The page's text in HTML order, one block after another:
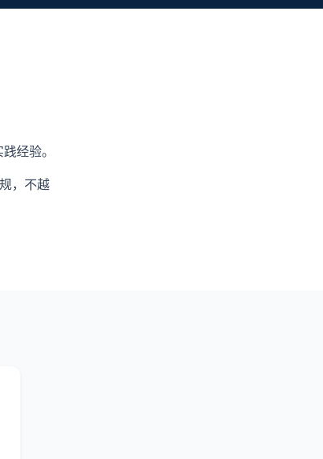
经验。
，不越